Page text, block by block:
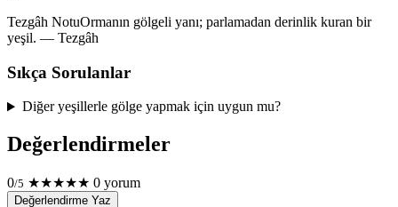
Tezgâh NotuOrmanın gölgeli yanı; parlamadan derinlik kuran bir
yeşil. — Tezgâh
Sıkça Sorulanlar
Diğer yeşillerle gölge yapmak için uygun mu?
Değerlendirmeler
0/5 ★★★★★ 0 yorum
Değerlendirme Yaz